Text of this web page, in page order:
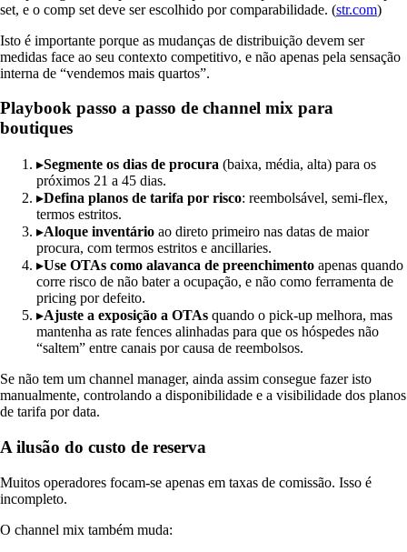
set, e o comp set deve ser escolhido por comparabilidade. (str.com)
Isto é importante porque as mudanças de distribuição devem ser
medidas face ao seu contexto competitivo, e não apenas pela sensação
interna de “vendemos mais quartos”.
Playbook passo a passo de channel mix para
boutiques
▸Segmente os dias de procura (baixa, média, alta) para os
próximos 21 a 45 dias.
▸Defina planos de tarifa por risco: reembolsável, semi-flex,
termos estritos.
▸Aloque inventário ao direto primeiro nas datas de maior
procura, com termos estritos e ancillaries.
▸Use OTAs como alavanca de preenchimento apenas quando
corre risco de não bater a ocupação, e não como ferramenta de
pricing por defeito.
▸Ajuste a exposição a OTAs quando o pick-up melhora, mas
mantenha as rate fences alinhadas para que os hóspedes não
“saltem” entre canais por causa de reembolsos.
Se não tem um channel manager, ainda assim consegue fazer isto
manualmente, controlando a disponibilidade e a visibilidade dos planos
de tarifa por data.
A ilusão do custo de reserva
Muitos operadores focam-se apenas em taxas de comissão. Isso é
incompleto.
O channel mix também muda: